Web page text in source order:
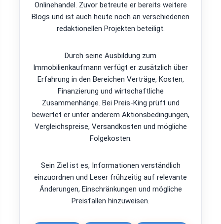
Onlinehandel. Zuvor betreute er bereits weitere
Blogs und ist auch heute noch an verschiedenen
redaktionellen Projekten beteiligt.
Durch seine Ausbildung zum
Immobilienkaufmann verfügt er zusätzlich über
Erfahrung in den Bereichen Verträge, Kosten,
Finanzierung und wirtschaftliche
Zusammenhänge. Bei Preis-King prüft und
bewertet er unter anderem Aktionsbedingungen,
Vergleichspreise, Versandkosten und mögliche
Folgekosten.
Sein Ziel ist es, Informationen verständlich
einzuordnen und Leser frühzeitig auf relevante
Änderungen, Einschränkungen und mögliche
Preisfallen hinzuweisen.